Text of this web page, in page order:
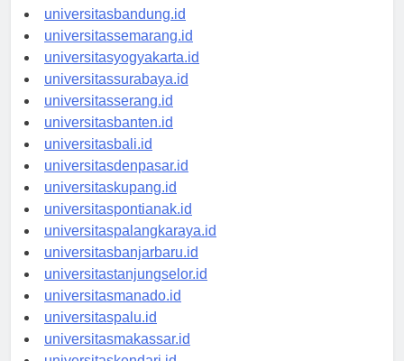
universitastanjungpinang.id
universitasbandung.id
universitassemarang.id
universitasyogyakarta.id
universitassurabaya.id
universitasserang.id
universitasbanten.id
universitasbali.id
universitasdenpasar.id
universitaskupang.id
universitaspontianak.id
universitaspalangkaraya.id
universitasbanjarbaru.id
universitastanjungselor.id
universitasmanado.id
universitaspalu.id
universitasmakassar.id